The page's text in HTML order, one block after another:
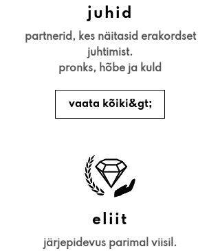
juhid
partnerid, kes näitasid erakordset
juhtimist.
pronks, hõbe ja kuld
vaata kõiki&gt;
eliit
järjepidevus parimal viisil.